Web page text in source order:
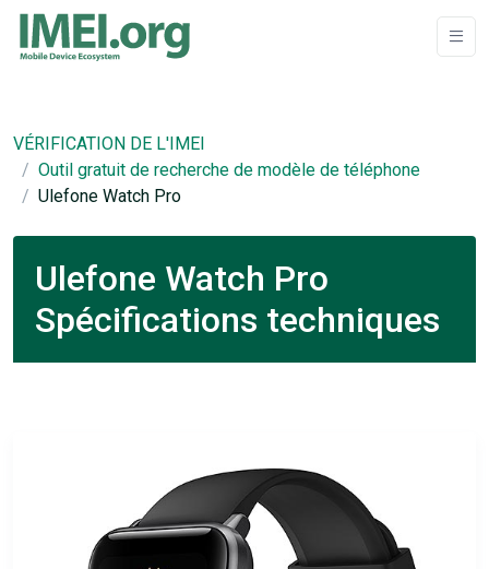
VÉRIFICATION DE L'IMEI
Outil gratuit de recherche de modèle de téléphone
Ulefone Watch Pro
Ulefone Watch Pro
Spécifications techniques